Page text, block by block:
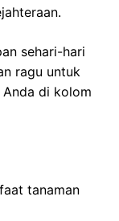
sehari-hari
ragu untuk
di kolom
tanaman